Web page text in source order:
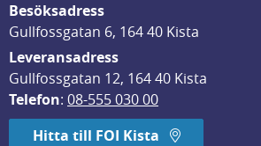
Besöksadress
Gullfossgatan 6, 164 40 Kista
Leveransadress
Gullfossgatan 12, 164 40 Kista
Telefon: 08-555 030 00
Hitta till FOI Kista